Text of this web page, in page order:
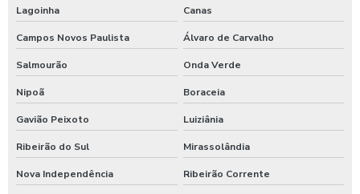
Lagoinha Canas
Campos Novos Paulista Álvaro de Carvalho
Salmourão Onda Verde
Nipoã Boraceia
Gavião Peixoto Luiziânia
Ribeirão do Sul Mirassolândia
Nova Independência Ribeirão Corrente